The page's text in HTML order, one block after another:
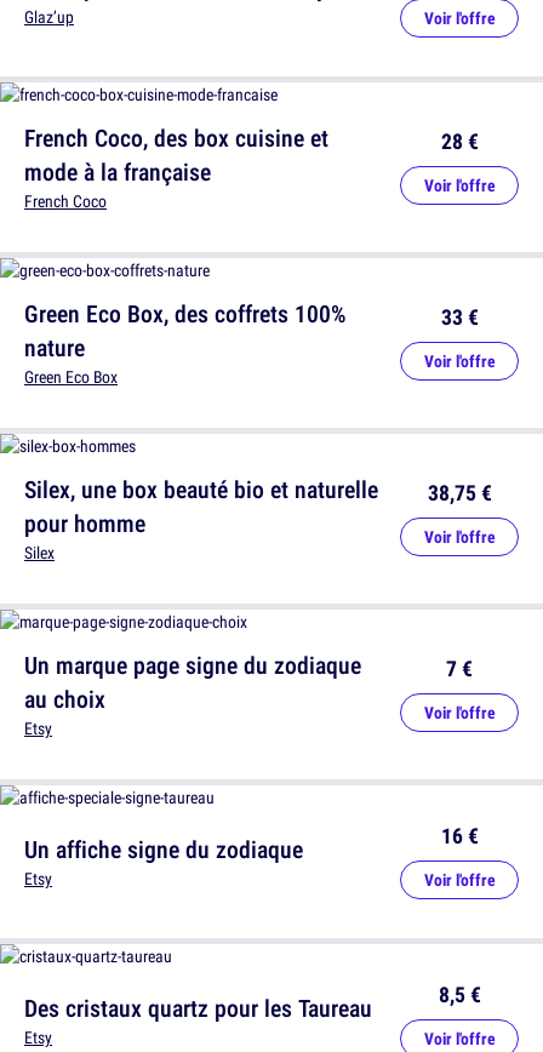
Glaz’up Voir l'offre
Green Eco Box, des coffrets 100%
nature
Green Eco Box
33 €
Voir l'offre
Un marque page signe du zodiaque
au choix
Etsy
7 €
Voir l'offre
Des cristaux quartz pour les Taureau
Etsy
8,5 €
Voir l'offre
French Coco, des box cuisine et
mode à la française
French Coco
28 €
Voir l'offre
Silex, une box beauté bio et naturelle
pour homme
Silex
38,75 €
Voir l'offre
Un affiche signe du zodiaque
Etsy
16 €
Voir l'offre